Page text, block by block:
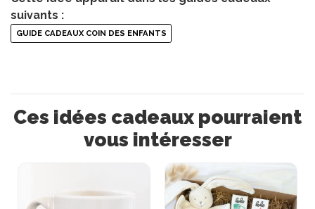
suivants :
GUIDE CADEAUX COIN DES ENFANTS
Ces idées cadeaux pourraient
vous intéresser